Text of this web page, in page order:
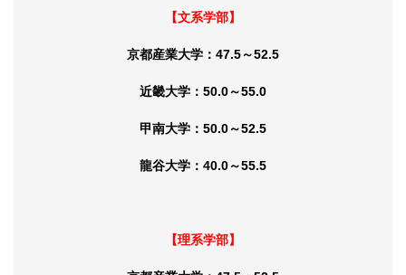
【文系学部】
京都産業大学：47.5～52.5
近畿大学：50.0～55.0
甲南大学：50.0～52.5
龍谷大学：40.0～55.5
【理系学部】